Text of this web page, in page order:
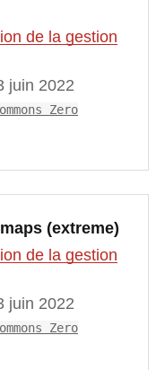
de la gestion
juin 2022
Zero
(extreme)
de la gestion
juin 2022
Zero